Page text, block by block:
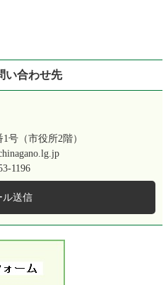
い合わせ先
号（市役所2階）
1196
ル送信